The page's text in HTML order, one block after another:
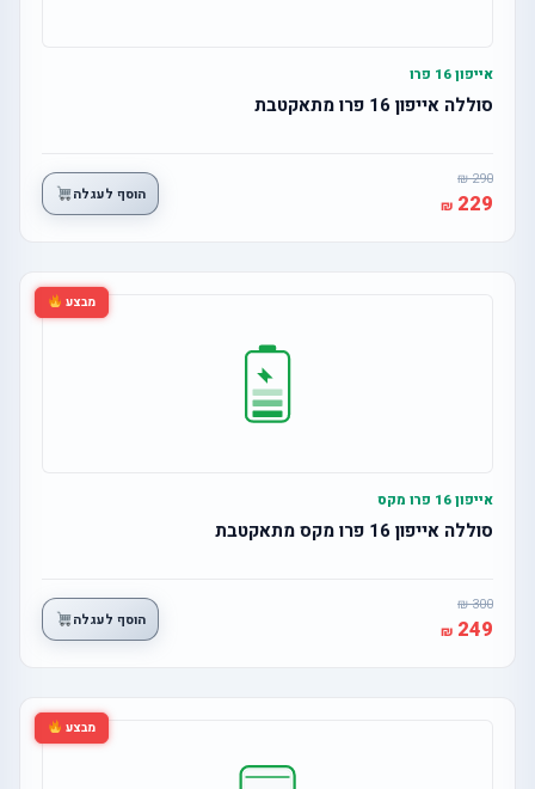
אייפון 16 פרו
סוללה אייפון 16 פרו מתאקטבת
290
229 הוסף לעגלה
מבצע
אייפון 16 פרו מקס
סוללה אייפון 16 פרו מקס מתאקטבת
300
249 הוסף לעגלה
מבצע